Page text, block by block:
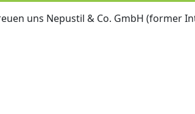
uns Nepustil & Co. GmbH (former